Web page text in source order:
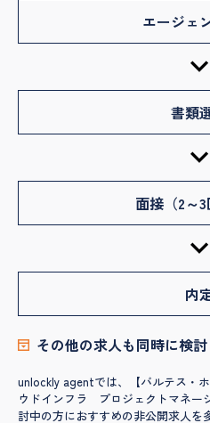
エージェ
書類
面接（2～3
内
その他の求人も同時に検
unlockly agentでは、【バルテス・
ウドインフラ プロジェクトマネー
討中の方におすすめの非公開求人を